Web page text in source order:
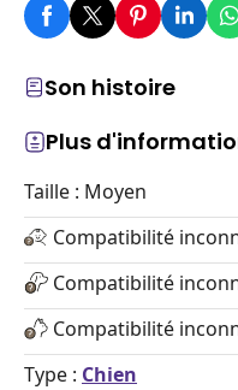
Son histoire
Plus
Taille : Moyen
Compatibilité
Compatibilité
Compatibilité
Type : Chien